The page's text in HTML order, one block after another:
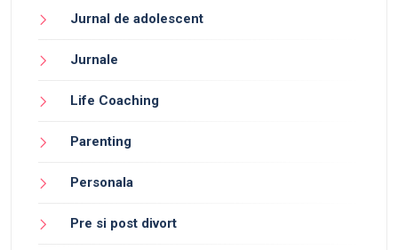
Jurnal de adolescent
Jurnale
Life Coaching
Parenting
Personala
Pre si post divort